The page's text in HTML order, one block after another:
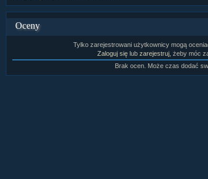
Oceny
Tylko zarejestrowani użytkownicy mogą
Zaloguj sięlub zarejestruj, żeby móc
Brak ocen. Może czas dodać